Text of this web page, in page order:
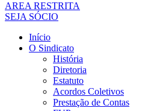
AREA RESTRITA
SEJA SÓCIO
Início
O Sindicato
História
Diretoria
Estatuto
Acordos Coletivos
Prestação de Contas